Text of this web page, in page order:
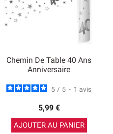
Chemin De Table 40 Ans
Anniversaire
5 / 5 - 1 avis
5,99 €
AJOUTER AU PANIER